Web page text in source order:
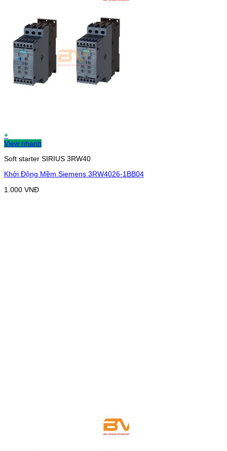
+
View nhanh
Soft starter SIRIUS 3RW40
Khởi Động Mềm Siemens 3RW4026-1BB04
1.000 VNĐ